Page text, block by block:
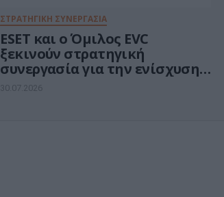
ΣΤΡΑΤΗΓΙΚΗ ΣΥΝΕΡΓΑΣΙΑ
ESET και ο Όμιλος EVC
ξεκινούν στρατηγική
συνεργασία για την ενίσχυση
της ανθεκτικότητας της
30.07.2026